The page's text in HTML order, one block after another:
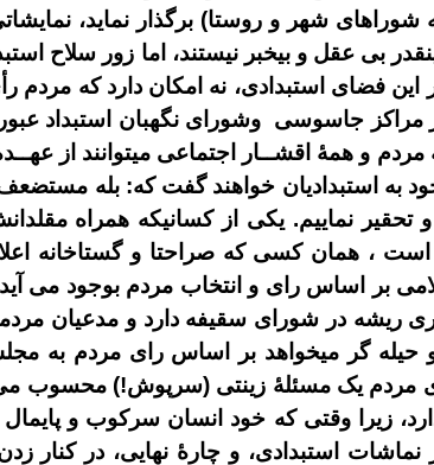
شهر و روستا) برگذار نماید،
بی عقل و بیخبر نیستند، اما زور سلاح
استبدادی، نه امکان دارد که مردم
جاسوسی وشورای نگهبان استبداد
و همۀ اقشــار اجتماعی میتوانند از عهــدۀ
به استبدادیان خواهند گفت که: بله
تحقیر نماییم. یکی از کسانیکه همراه
، همان کسی که صراحتا و گستاخانه
بر اساس رای و انتخاب مردم بوجود می
ریشه در شورای سقیفه دارد و مدعیان
گر میخواهد بر اساس رای مردم به
رای مردم یک مسئلۀ زینتی (سرپوش!) محسوب
زیرا وقتی که خود انسان سرکوب و پایمال
استبدادی، و چارۀ نهایی، در کنار